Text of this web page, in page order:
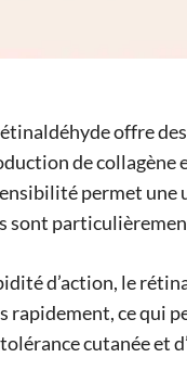
offre
de collagène
permet une
d’action, le
rapidement, ce qui
cutanée et